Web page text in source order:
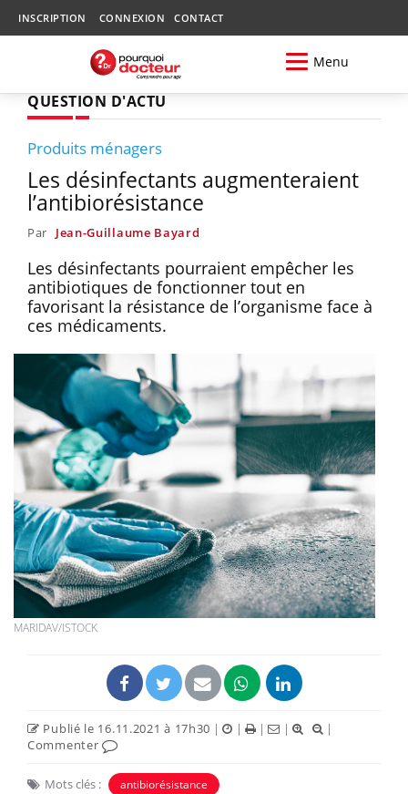
INSCRIPTION CONNEXION CONTACT
Menu
QUESTION D'ACTU
Produits ménagers
Les désinfectants augmenteraient
l’antibiorésistance
Par Jean-Guillaume Bayard
Les désinfectants pourraient empêcher les
antibiotiques de fonctionner tout en
favorisant la résistance de l’organisme face à
ces médicaments.
MARIDAV/ISTOCK
Publié le 16.11.2021 à 17h30 | | | |
|
Commenter
Mots clés : antibiorésistance